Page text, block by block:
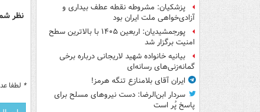
پزشکیان: مشروطه نقطه عطف بیداری و
آزادی‌خواهی ملت ایران بود
پورجمشیدیان: اربعین ۱۴۰۵ با بالاترین سطح
امنیت برگزار شد
بیانیه خانواده شهید لاریجانی درباره برخی
گمانه‌زنی‌های رسانه‌ای
ایران آقای بلامنازع تنگه هرمز!
سردار ابن‌الرضا: دست نیروهای مسلح برای
پاسخ پُر است
نظر
* لطفا